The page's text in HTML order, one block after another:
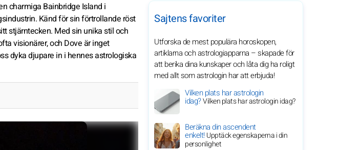
charmiga Bainbridge Island i
Känd för sin förtrollande röst
stjärntecken. Med sin unika stil och
visionärer, och Dove är inget
dyka djupare in i hennes astrologiska
Sajtens favoriter
Utforska de mest populära horoskopen,
artiklarna och astrologiapparna – skapade för
att berika dina kunskaper och låta dig ha roligt
med allt som astrologin har att erbjuda!
Vilken plats har astrologin
idag?Vilken plats har astrologin idag?
Beräkna din ascendent
enkelt!Upptäck egenskaperna i din
personlighet